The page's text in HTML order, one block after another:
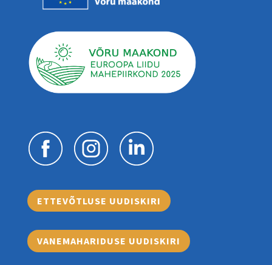
ETTEVÕTLUSE UUDISKIRI
VANEMAHARIDUSE UUDISKIRI